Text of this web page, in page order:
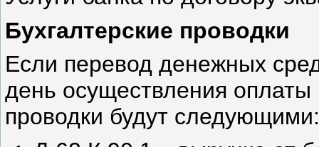
Бухгалтерские проводки
Если перевод денежных
день осуществления оплаты
проводки будут следующими: